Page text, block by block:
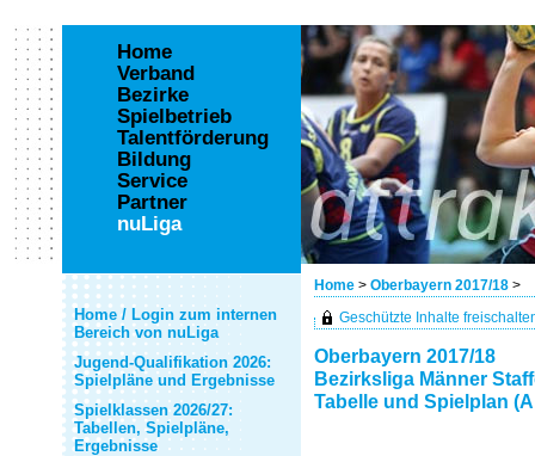
Home > Oberbayern 2017/18 >
Home
Verband
Bezirke
Spielbetrieb
Talentförderung
Bildung
Service
Partner
nuLiga
Home / Login zum internen
Bereich von nuLiga
Jugend-Qualifikation 2026:
Spielpläne und Ergebnisse
Spielklassen 2026/27:
Tabellen, Spielpläne,
Ergebnisse
Geschützte Inhalte
Oberbayern 2017/18
Bezirksliga Männer
Tabelle und Spielplan